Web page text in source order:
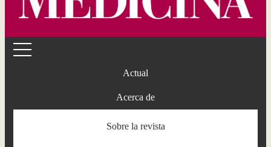
Actual
Acerca de
Sobre la revista